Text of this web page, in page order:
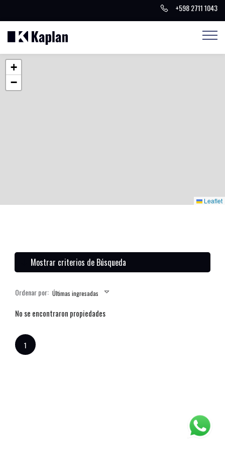
+598 2711 1043
+
−
Leaflet
Mostrar criterios de Búsqueda
Ordenar por: Últimas ingresadas
No se encontraron propiedades
1